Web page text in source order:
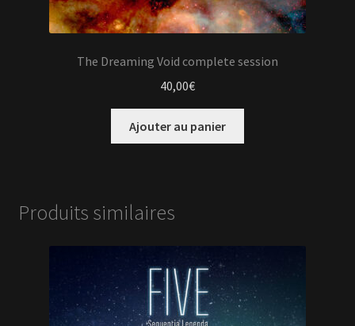
The Dreaming Void complete session
40,00€
Ajouter au panier
Produits similaires